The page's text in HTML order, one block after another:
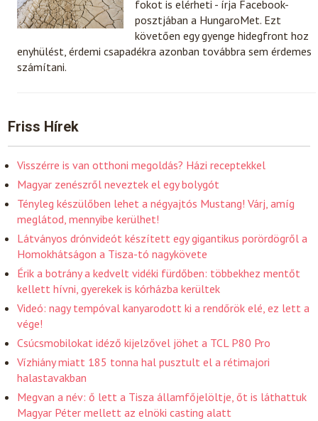
fokot is elérheti - írja Facebook-
posztjában a HungaroMet. Ezt
követően egy gyenge hidegfront hoz
enyhülést, érdemi csapadékra azonban továbbra sem érdemes
számítani.
Friss Hírek
Visszérre is van otthoni megoldás? Házi receptekkel
Magyar zenészről neveztek el egy bolygót
Tényleg készülőben lehet a négyajtós Mustang! Várj, amíg
meglátod, mennyibe kerülhet!
Látványos drónvideót készített egy gigantikus porördögről a
Homokhátságon a Tisza-tó nagykövete
Érik a botrány a kedvelt vidéki fürdőben: többekhez mentőt
kellett hívni, gyerekek is kórházba kerültek
Videó: nagy tempóval kanyarodott ki a rendőrök elé, ez lett a
vége!
Csúcsmobilokat idéző kijelzővel jöhet a TCL P80 Pro
Vízhiány miatt 185 tonna hal pusztult el a rétimajori
halastavakban
Megvan a név: ő lett a Tisza államfőjelöltje, őt is láthattuk
Magyar Péter mellett az elnöki casting alatt